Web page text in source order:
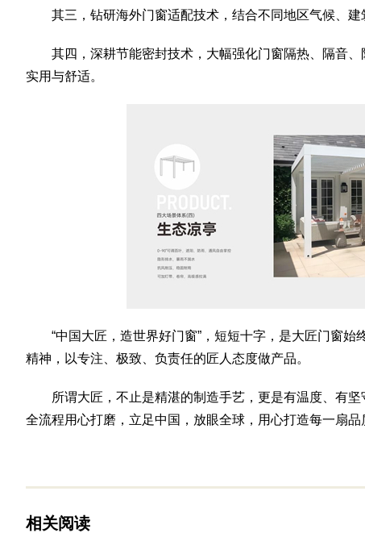
其三，钻研海外门窗适配技术，结合不同地区气候、
其四，深耕节能密封技术，大幅强化门窗隔热、隔音
实用与舒适。
“中国大匠，造世界好门窗”，短短十字，是大匠门窗
精神，以专注、极致、负责任的匠人态度做产品。
所谓大匠，不止是精湛的制造手艺，更是有温度、有
全流程用心打磨，立足中国，放眼全球，用心打造每一扇品
相关阅读